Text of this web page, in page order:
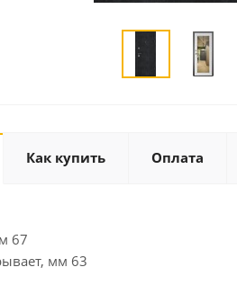
Как купить Оплата
67
мм 63